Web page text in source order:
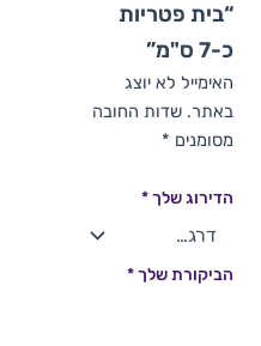
“בית פטריות
כ-7 ס"מ”
האימייל לא יוצג
באתר. שדות החובה
מסומנים *
הדירוג שלך*
הביקורת שלך*